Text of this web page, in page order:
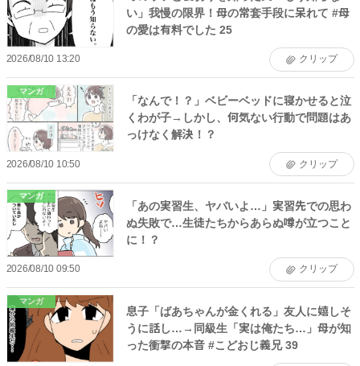
い」我慢の限界！母の常套手段に呆れて #母
の愛は有料でした 25
2026/08/10 13:20 クリップ
マンガ
「なんで！？」ベビーベッドに寝かせると泣
くわが子→しかし、何気ない行動で問題はあ
っけなく解決！？
2026/08/10 10:50 クリップ
マンガ
「あの実習生、ヤバいよ…」実習先での思わ
ぬ失敗で…生徒たちからあらぬ噂が立つこと
に！？
2026/08/10 09:50 クリップ
マンガ
息子「ばあちゃんが金くれる」友人に嬉しそ
うに話し…→同級生「実は俺たち…」母が知
った衝撃の本音 #こどおじ義兄 39